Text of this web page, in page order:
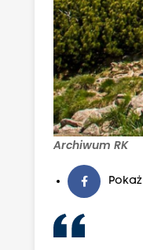
Archiwum RK
Pokaż